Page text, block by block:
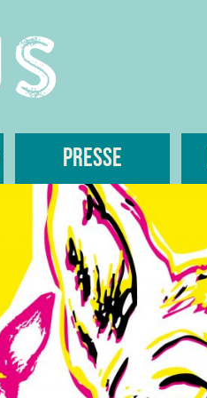
Presse